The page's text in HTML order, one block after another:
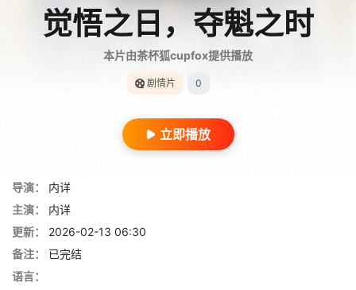
觉悟之日，夺魁之时
本片由茶杯狐cupfox提供播放
剧情片 0
立即播放
导演：
内详
主演：
内详
更新：
2026-02-13 06:30
备注：
已完结
语言：